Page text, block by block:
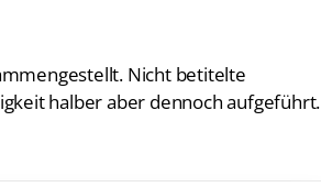
Nicht betitelte
halber aber dennoch aufgeführt.